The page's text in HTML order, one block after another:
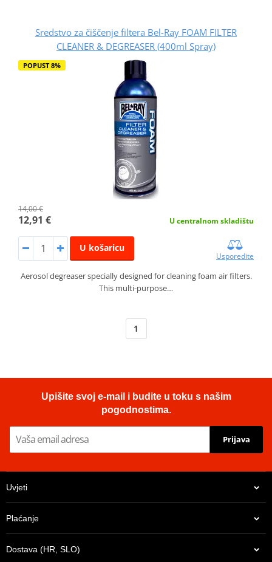
Sredstvo za čiščenje filtera Bel-Ray FOAM FILTER
CLEANER & DEGREASER (400ml Spray)
POPUST 8%
14,00 €
12,91 € U centralnom skladištu
U košaricu
Usporedite
Aerosol degreaser specially designed for cleaning foam air filters.
This multi-purpose…
1
Upišite svoj e-mail i budite u toku s našim
pogodnostima.
Prijava
Uvjeti
Plaćanje
Dostava (HR, SLO)